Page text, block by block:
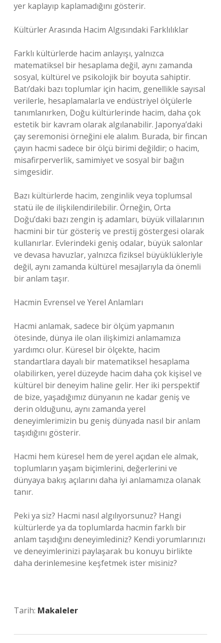
yer kaplayıp kaplamadığını gösterir.
Kültürler Arasında Hacim Algısındaki Farklılıklar
Farklı kültürlerde hacim anlayışı, yalnızca
matematiksel bir hesaplama değil, aynı zamanda
sosyal, kültürel ve psikolojik bir boyuta sahiptir.
Batı’daki bazı toplumlar için hacim, genellikle sayısal
verilerle, hesaplamalarla ve endüstriyel ölçülerle
tanımlanırken, Doğu kültürlerinde hacim, daha çok
estetik bir kavram olarak algılanabilir. Japonya’daki
çay seremonisi örneğini ele alalım. Burada, bir fincan
çayın hacmi sadece bir ölçü birimi değildir; o hacim,
misafirperverlik, samimiyet ve sosyal bir bağın
simgesidir.
Bazı kültürlerde hacim, zenginlik veya toplumsal
statü ile de ilişkilendirilebilir. Örneğin, Orta
Doğu’daki bazı zengin iş adamları, büyük villalarının
hacmini bir tür gösteriş ve prestij göstergesi olarak
kullanırlar. Evlerindeki geniş odalar, büyük salonlar
ve devasa havuzlar, yalnızca fiziksel büyüklükleriyle
değil, aynı zamanda kültürel mesajlarıyla da önemli
bir anlam taşır.
Hacmin Evrensel ve Yerel Anlamları
Hacmi anlamak, sadece bir ölçüm yapmanın
ötesinde, dünya ile olan ilişkimizi anlamamıza
yardımcı olur. Küresel bir ölçekte, hacim
standartlara dayalı bir matematiksel hesaplama
olabilirken, yerel düzeyde hacim daha çok kişisel ve
kültürel bir deneyim haline gelir. Her iki perspektif
de bize, yaşadığımız dünyanın ne kadar geniş ve
derin olduğunu, aynı zamanda yerel
deneyimlerimizin bu geniş dünyada nasıl bir anlam
taşıdığını gösterir.
Hacmi hem küresel hem de yerel açıdan ele almak,
toplumların yaşam biçimlerini, değerlerini ve
dünyaya bakış açılarını daha iyi anlamamıza olanak
tanır.
Peki ya siz? Hacmi nasıl algılıyorsunuz? Hangi
kültürlerde ya da toplumlarda hacmin farklı bir
anlam taşıdığını deneyimlediniz? Kendi yorumlarınızı
ve deneyimlerinizi paylaşarak bu konuyu birlikte
daha derinlemesine keşfetmek ister misiniz?
Tarih: Makaleler